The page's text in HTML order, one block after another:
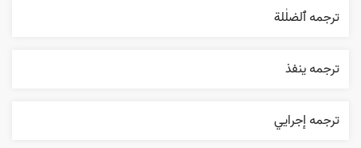
ترجمه ٱلضلٰلة
ترجمه ينفذ
ترجمه إجرایي